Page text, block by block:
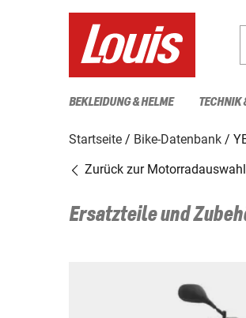
BEKLEIDUNG & HELME TECHNIK
Startseite Bike-Datenbank
Zurück zur Motorradauswahl
Ersatzteile und